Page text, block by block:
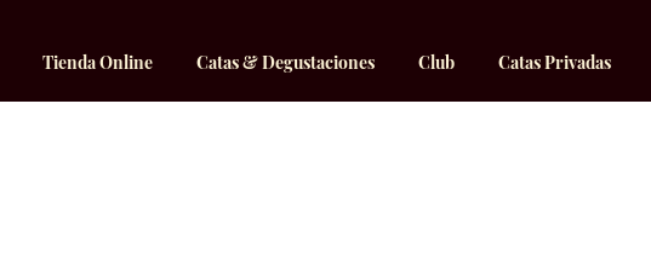
Tienda Online Catas & Degustaciones Club Catas Privadas